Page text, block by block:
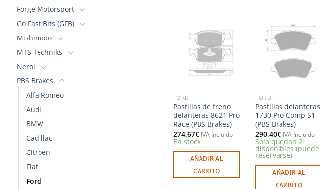
Forge Motorsport
Go Fast Bits (GFB)
Mishimoto
MTS Techniks
Nerol
PBS Brakes
Alfa Romeo
Audi
BMW
Cadillac
Citroen
Fiat
Ford
Añadir
a la
lista de
FORD
Pastillas de freno
delanteras 8621 Pro
Race (PBS Brakes)
274,67€ IVA Incluido
En stock
AÑADIR AL
CARRITO
Añadir
a la
lista de
deseos
FORD
Pastillas delanteras
1730 Pro Comp S1
(PBS Brakes)
290,40€ IVA Incluido
Solo quedan 2
disponibles (puede
reservarse)
AÑADIR AL
CARRITO